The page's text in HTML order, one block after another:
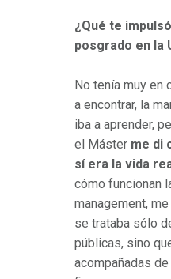
¿Qué te
posgrado en la
No tenía muy en
a encontrar, la
iba a aprender,
el Máster me di
sí era la vida
cómo funcionan
management,
se trataba sólo
públicas, sino
acompañadas